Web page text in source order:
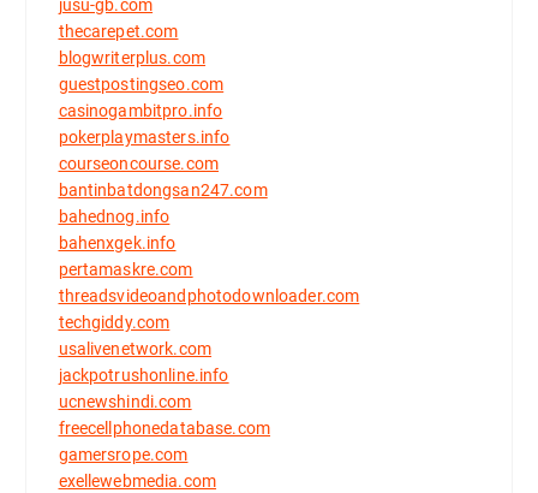
jusu-gb.com
thecarepet.com
blogwriterplus.com
guestpostingseo.com
casinogambitpro.info
pokerplaymasters.info
courseoncourse.com
bantinbatdongsan247.com
bahednog.info
bahenxgek.info
pertamaskre.com
threadsvideoandphotodownloader.com
techgiddy.com
usalivenetwork.com
jackpotrushonline.info
ucnewshindi.com
freecellphonedatabase.com
gamersrope.com
exellewebmedia.com